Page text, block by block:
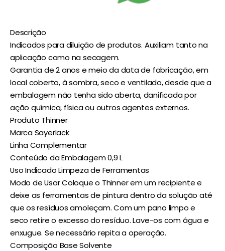
Descrição
Indicados para diluição de produtos. Auxiliam tanto na
aplicação como na secagem.
Garantia de 2 anos e meio da data de fabricação, em
local coberto, à sombra, seco e ventilado, desde que a
embalagem não tenha sido aberta, danificada por
ação química, física ou outros agentes externos.
Produto Thinner
Marca Sayerlack
Linha Complementar
Conteúdo da Embalagem 0,9 L
Uso Indicado Limpeza de Ferramentas
Modo de Usar Coloque o Thinner em um recipiente e
deixe as ferramentas de pintura dentro da solução até
que os resíduos amoleçam. Com um pano limpo e
seco retire o excesso do resíduo. Lave-os com água e
enxugue. Se necessário repita a operação.
Composição Base Solvente